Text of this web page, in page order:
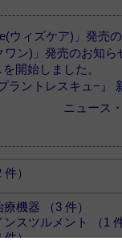
ウィズケア)」発売
ワン)」発売のお知ら
開始しました。
ラントレスキュ−』
ニュース
）
機器 （3 件）
スツルメント （1 件
件）